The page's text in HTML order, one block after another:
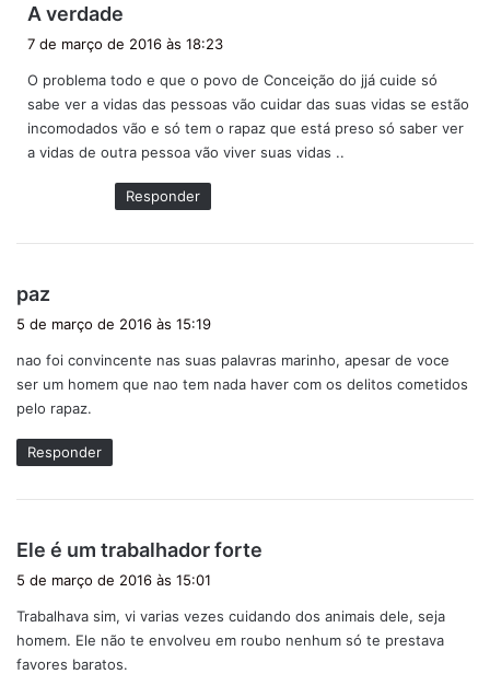
A verdade
s
e
:
7 de março de 2016 às 18:23
O problema todo e que o povo de Conceição do jjá cuide só
sabe ver a vidas das pessoas vão cuidar das suas vidas se estão
incomodados vão e só tem o rapaz que está preso só saber ver
a vidas de outra pessoa vão viver suas vidas ..
Responder
paz
s
e
:
5 de março de 2016 às 15:19
nao foi convincente nas suas palavras marinho, apesar de voce
ser um homem que nao tem nada haver com os delitos cometidos
pelo rapaz.
Responder
Ele é um trabalhador forte
s
e
5 de março de 2016 às 15:01
Trabalhava sim, vi varias vezes cuidando dos animais dele, seja
homem. Ele não te envolveu em roubo nenhum só te prestava
favores baratos.